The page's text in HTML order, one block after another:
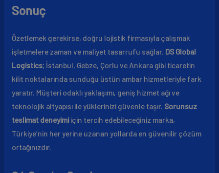
Sonuç
Özetlemek gerekirse, doğru lojistik firmasıyla çalışmak
işletmelere zaman ve maliyet tasarrufu sağlar. DS Global
Logistics; İstanbul, Gebze, Çorlu ve Ankara gibi ticaretin
kilit noktalarında sunduğu üstün ambar hizmetleriyle fark
yaratır. Müşteri odaklı yaklaşımı, geniş hizmet ağı ve
teknolojik altyapısı ile yüklerinizi güvenle taşır. Sorunsuz
teslimat deneyimiiçin tercih edebileceğiniz marka,
Türkiye’nin her yerine uzanan yollarda en güvenilir çözüm
ortağınızdır.